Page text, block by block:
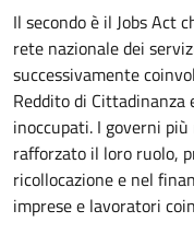
Il secondo è il Jobs Act
rete nazionale dei
successivamente
Reddito di Cittadinanza
inoccupati. I governi
rafforzato il loro ruolo,
ricollocazione e nel
imprese e lavoratori